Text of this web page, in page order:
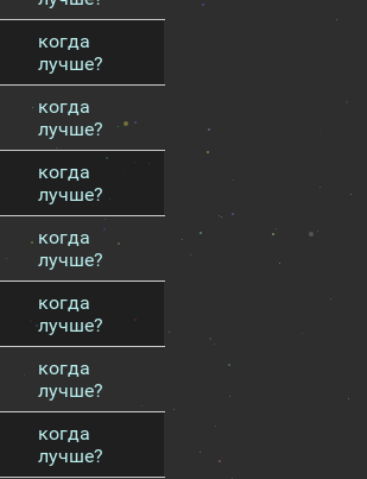
когда
лучше?
когда
лучше?
когда
лучше?
когда
лучше?
когда
лучше?
когда
лучше?
когда
лучше?